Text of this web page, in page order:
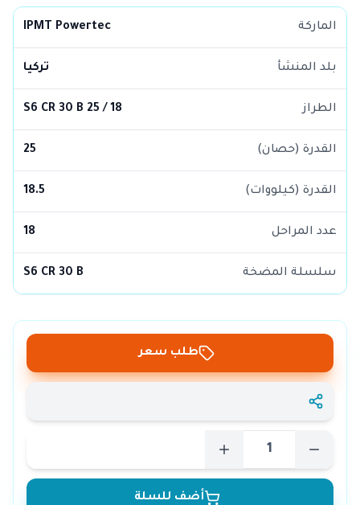
الماركة IPMT Powertec
بلد المنشأ تركيا
الطراز S6 CR 30 B 25 / 18
القدرة (حصان) 25
القدرة (كيلووات) 18.5
عدد المراحل 18
سلسلة المضخة S6 CR 30 B
طلب سعر
أضف للسلة